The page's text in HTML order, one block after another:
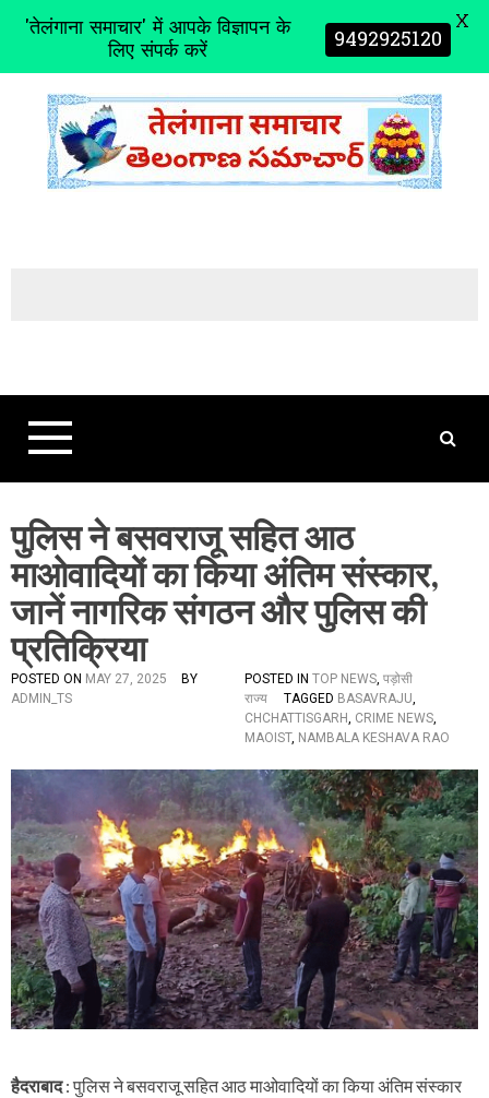
t
पुलिस ने बसवराजू सहित आठ
माओवादियों का किया अंतिम संस्कार,
जानें नागरिक संगठन और पुलिस की
प्रतिक्रिया
POSTED ON MAY 27, 2025
BY
ADMIN_TS
POSTED IN TOP NEWS, पड़ोसी
राज्य
TAGGED BASAVRAJU,
CHCHATTISGARH, CRIME NEWS,
MAOIST, NAMBALA KESHAVA RAO
हैदराबाद: पुलिस ने बसवराजू सहित आठ माओवादियों का किया अंतिम संस्कार
'तेलंगाना समाचार' में आपके विज्ञापन के
लिए संपर्क करें 9492925120 X